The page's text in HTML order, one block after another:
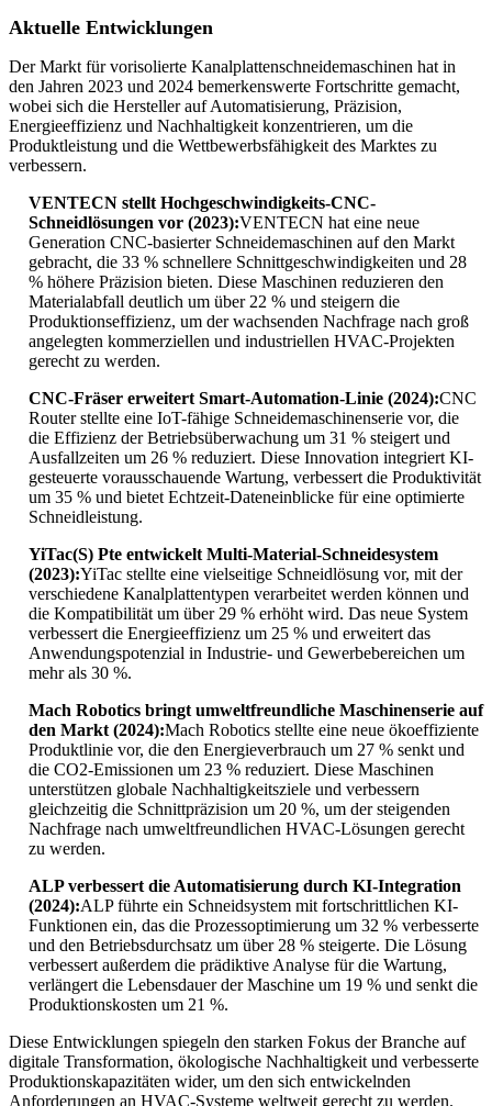
Aktuelle Entwicklungen
Der Markt für vorisolierte Kanalplattenschneidemaschinen hat in
den Jahren 2023 und 2024 bemerkenswerte Fortschritte gemacht,
wobei sich die Hersteller auf Automatisierung, Präzision,
Energieeffizienz und Nachhaltigkeit konzentrieren, um die
Produktleistung und die Wettbewerbsfähigkeit des Marktes zu
verbessern.
VENTECN stellt Hochgeschwindigkeits-CNC-
Schneidlösungen vor (2023):VENTECN hat eine neue
Generation CNC-basierter Schneidemaschinen auf den Markt
gebracht, die 33 % schnellere Schnittgeschwindigkeiten und 28
% höhere Präzision bieten. Diese Maschinen reduzieren den
Materialabfall deutlich um über 22 % und steigern die
Produktionseffizienz, um der wachsenden Nachfrage nach groß
angelegten kommerziellen und industriellen HVAC-Projekten
gerecht zu werden.
CNC-Fräser erweitert Smart-Automation-Linie (2024):CNC
Router stellte eine IoT-fähige Schneidemaschinenserie vor, die
die Effizienz der Betriebsüberwachung um 31 % steigert und
Ausfallzeiten um 26 % reduziert. Diese Innovation integriert KI-
gesteuerte vorausschauende Wartung, verbessert die Produktivität
um 35 % und bietet Echtzeit-Dateneinblicke für eine optimierte
Schneidleistung.
YiTac(S) Pte entwickelt Multi-Material-Schneidesystem
(2023):YiTac stellte eine vielseitige Schneidlösung vor, mit der
verschiedene Kanalplattentypen verarbeitet werden können und
die Kompatibilität um über 29 % erhöht wird. Das neue System
verbessert die Energieeffizienz um 25 % und erweitert das
Anwendungspotenzial in Industrie- und Gewerbebereichen um
mehr als 30 %.
Mach Robotics bringt umweltfreundliche Maschinenserie auf
den Markt (2024):Mach Robotics stellte eine neue ökoeffiziente
Produktlinie vor, die den Energieverbrauch um 27 % senkt und
die CO2-Emissionen um 23 % reduziert. Diese Maschinen
unterstützen globale Nachhaltigkeitsziele und verbessern
gleichzeitig die Schnittpräzision um 20 %, um der steigenden
Nachfrage nach umweltfreundlichen HVAC-Lösungen gerecht
zu werden.
ALP verbessert die Automatisierung durch KI-Integration
(2024):ALP führte ein Schneidsystem mit fortschrittlichen KI-
Funktionen ein, das die Prozessoptimierung um 32 % verbesserte
und den Betriebsdurchsatz um über 28 % steigerte. Die Lösung
verbessert außerdem die prädiktive Analyse für die Wartung,
verlängert die Lebensdauer der Maschine um 19 % und senkt die
Produktionskosten um 21 %.
Diese Entwicklungen spiegeln den starken Fokus der Branche auf
digitale Transformation, ökologische Nachhaltigkeit und verbesserte
Produktionskapazitäten wider, um den sich entwickelnden
Anforderungen an HVAC-Systeme weltweit gerecht zu werden.